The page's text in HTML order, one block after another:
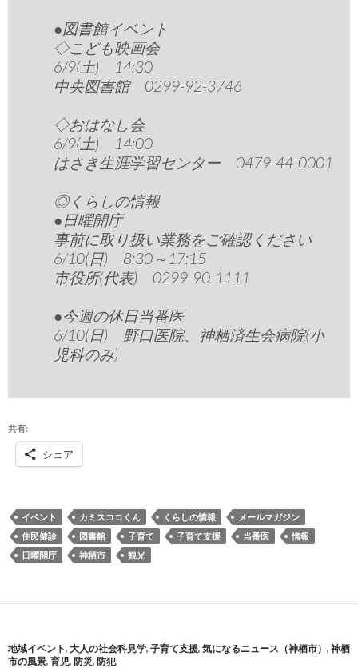
●図書館イベント
◇こども映画会
6/9(土) 14:30
中央図書館 0299-92-3746
◇おはなし会
6/9(土) 14:00
はさき生涯学習センター 0479-44-0001
◎くらしの情報
●日曜開庁
事前に取り扱い業務をご確認ください
6/10(日) 8:30～17:15
市役所(代表) 0299-90-1111
●今週の休日当番医
6/10(日) 野口医院、神栖済生会病院(小
児科のみ)
共有:
シェア
イベント カミスココくん くらしの情報
メールマガジン
住民健診
図書館 子育て 子育て支援 当番医
情報
日曜開庁
神栖市 観光
地域イベント, 大人の社会科見学, 子育て支援, 気になるニュース（神栖市） , 神栖
市の風景, 育児, 防災, 防犯